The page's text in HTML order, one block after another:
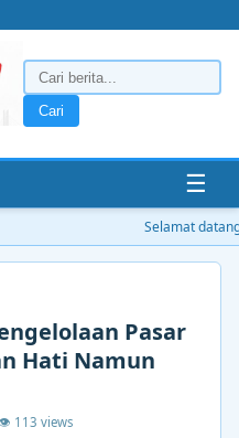
Cari
☰
Selamat datang
Pasar
Hati Namun
113 views